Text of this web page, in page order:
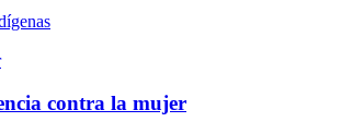
contra la mujer